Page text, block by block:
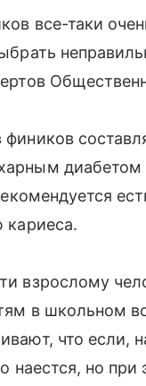
все-таки
диабетом
кариеса.
взрослому
в школьном
что если,
наестся, но